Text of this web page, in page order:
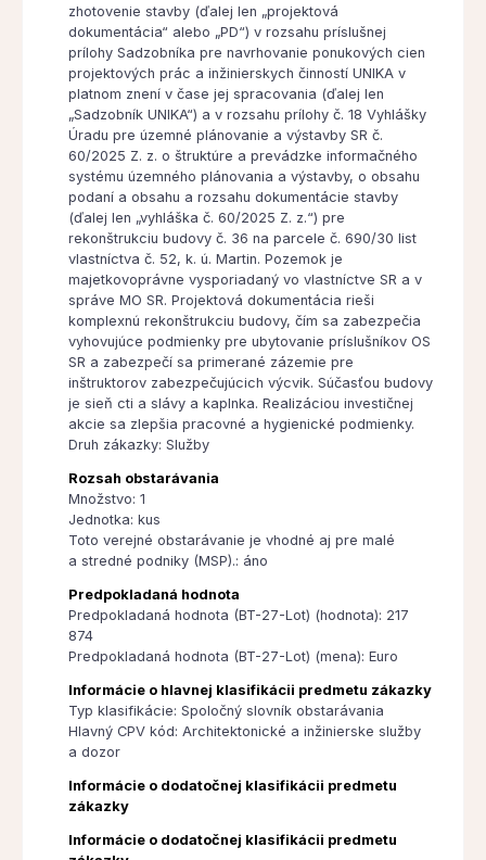
zhotovenie stavby (ďalej len „projektová
dokumentácia“ alebo „PD“) v rozsahu príslušnej
prílohy Sadzobníka pre navrhovanie ponukových cien
projektových prác a inžinierskych činností UNIKA v
platnom znení v čase jej spracovania (ďalej len
„Sadzobník UNIKA“) a v rozsahu prílohy č. 18 Vyhlášky
Úradu pre územné plánovanie a výstavby SR č.
60/2025 Z. z. o štruktúre a prevádzke informačného
systému územného plánovania a výstavby, o obsahu
podaní a obsahu a rozsahu dokumentácie stavby
(ďalej len „vyhláška č. 60/2025 Z. z.“) pre
rekonštrukciu budovy č. 36 na parcele č. 690/30 list
vlastníctva č. 52, k. ú. Martin. Pozemok je
majetkovoprávne vysporiadaný vo vlastníctve SR a v
správe MO SR. Projektová dokumentácia rieši
komplexnú rekonštrukciu budovy, čím sa zabezpečia
vyhovujúce podmienky pre ubytovanie príslušníkov OS
SR a zabezpečí sa primerané zázemie pre
inštruktorov zabezpečujúcich výcvik. Súčasťou budovy
je sieň cti a slávy a kaplnka. Realizáciou investičnej
akcie sa zlepšia pracovné a hygienické podmienky.
Druh zákazky: Služby
Rozsah obstarávania
Množstvo: 1
Jednotka: kus
Toto verejné obstarávanie je vhodné aj pre malé
a stredné podniky (MSP).: áno
Predpokladaná hodnota
Predpokladaná hodnota (BT-27-Lot) (hodnota): 217
874
Predpokladaná hodnota (BT-27-Lot) (mena): Euro
Informácie o hlavnej klasifikácii predmetu zákazky
Typ klasifikácie: Spoločný slovník obstarávania
Hlavný CPV kód: Architektonické a inžinierske služby
a dozor
Informácie o dodatočnej klasifikácii predmetu
zákazky
Informácie o dodatočnej klasifikácii predmetu